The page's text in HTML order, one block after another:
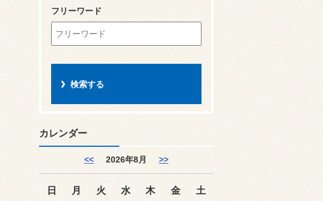
フリーワード
カレンダー
<< 2026年8月 >>
日 月 火 水 木 金
土